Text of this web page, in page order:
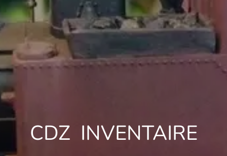
CDZ INVENTAIRE